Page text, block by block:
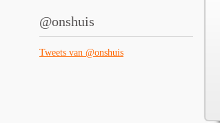
@onshuis
Tweets van @onshuis